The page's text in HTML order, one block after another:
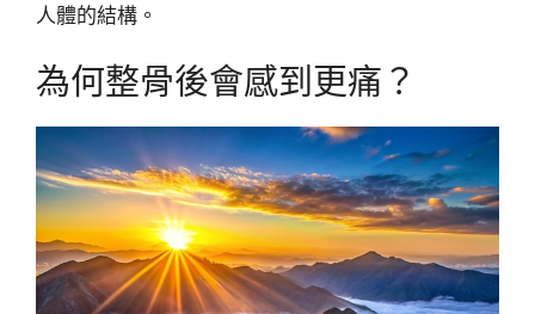
人體的結構。
為何整骨後會感到更痛？